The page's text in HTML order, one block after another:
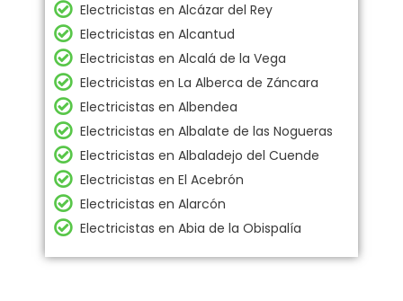
Electricistas en Alcázar del Rey
Electricistas en Alcantud
Electricistas en Alcalá de la Vega
Electricistas en La Alberca de Záncara
Electricistas en Albendea
Electricistas en Albalate de las Nogueras
Electricistas en Albaladejo del Cuende
Electricistas en El Acebrón
Electricistas en Alarcón
Electricistas en Abia de la Obispalía